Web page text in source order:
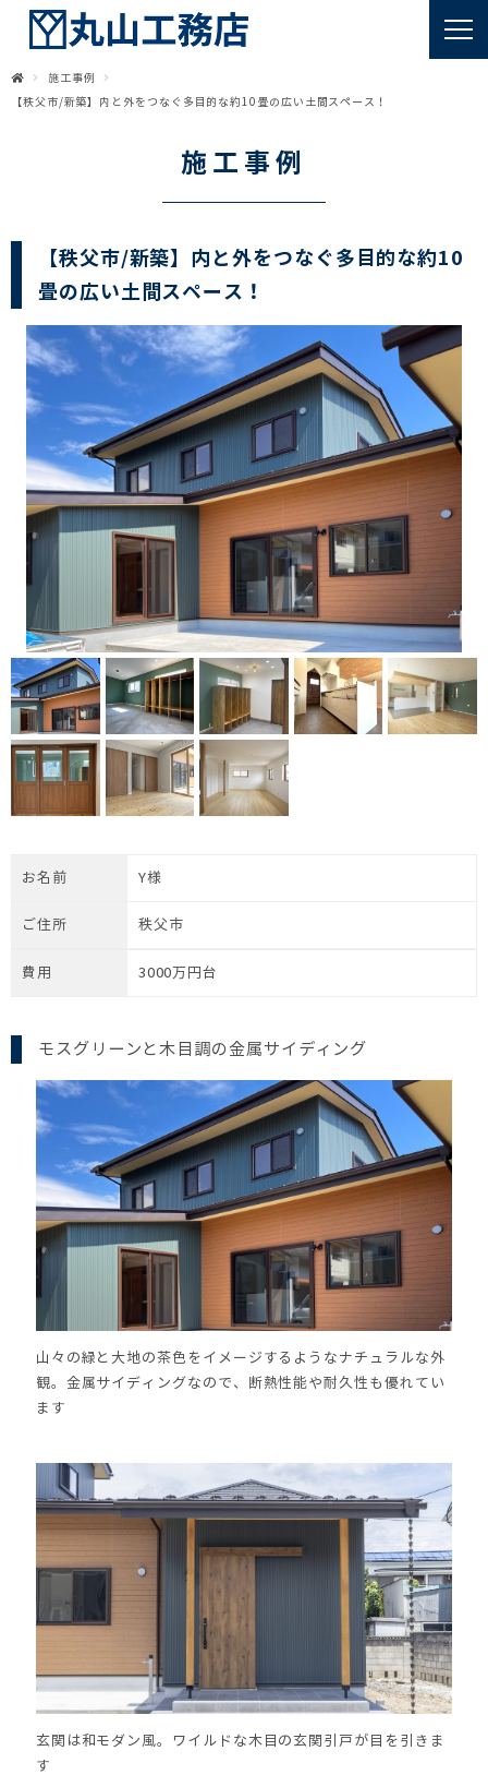
施工事例
【秩父市/新築】内と外をつなぐ多目的な約10畳の広い土間スペース！
施工事例
【秩父市/新築】内と外をつなぐ多目的な約10
畳の広い土間スペース！
お名前 Y様
ご住所 秩父市
費用 3000万円台
モスグリーンと木目調の金属サイディング
山々の緑と大地の茶色をイメージするようなナチュラルな外
観。金属サイディングなので、断熱性能や耐久性も優れてい
ます
玄関は和モダン風。ワイルドな木目の玄関引戸が目を引きま
す